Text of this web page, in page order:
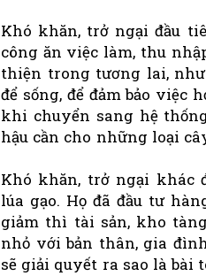
Khó khăn, trở ngại đầu
công ăn việc làm, thu
thiện trong tương lai,
để sống, để đảm bảo việc
khi chuyển sang hệ
hậu cần cho những loại
Khó khăn, trở ngại khác
lúa gạo. Họ đã đầu tư
giảm thì tài sản, kho
nhỏ với bản thân, gia
sẽ giải quyết ra sao là bài